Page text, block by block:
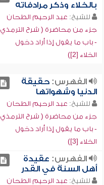
بالخلاء وذكر مرادفاته
للشيخ: عبد الرحيم الطحان
جزء من محاضرة ( شرح الترمذي
- باب ما يقول إذا أراد دخول
الخلاء [2])
الفهرس:حقيقة
الدنيا وشهواتها
للشيخ: عبد الرحيم الطحان
جزء من محاضرة ( شرح الترمذي
- باب ما يقول إذا أراد دخول
الخلاء [3])
الفهرس: عقيدة
أهل السنة في القدر
للشيخ: عبد الرحيم الطحان